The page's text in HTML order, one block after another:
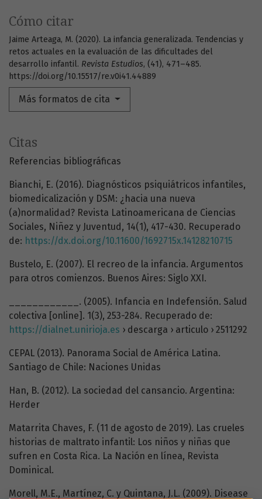
Cómo citar
Jaime Arteaga, M. (2020). La infancia generalizada. Tendencias y
retos actuales en la evaluación de las dificultades del
desarrollo infantil. Revista Estudios, (41), 471–485.
https://doi.org/10.15517/re.v0i41.44889
Más formatos de cita
Citas
Referencias bibliográficas
Bianchi, E. (2016). Diagnósticos psiquiátricos infantiles,
biomedicalización y DSM: ¿hacia una nueva
(a)normalidad? Revista Latinoamericana de Ciencias
Sociales, Niñez y Juventud, 14(1), 417-430. Recuperado
de: https://dx.doi.org/10.11600/1692715x.14128210715
Bustelo, E. (2007). El recreo de la infancia. Argumentos
para otros comienzos. Buenos Aires: Siglo XXI.
____________. (2005). Infancia en Indefensión. Salud
colectiva [online]. 1(3), 253-284. Recuperado de:
https://dialnet.unirioja.es › descarga › articulo › 2511292
CEPAL (2013). Panorama Social de América Latina.
Santiago de Chile: Naciones Unidas
Han, B. (2012). La sociedad del cansancio. Argentina:
Herder
Matarrita Chaves, F. (11 de agosto de 2019). Las crueles
historias de maltrato infantil: Los niños y niñas que
sufren en Costa Rica. La Nación en línea, Revista
Dominical.
Morell, M.E., Martínez, C. y Quintana, J.L. (2009). Disease